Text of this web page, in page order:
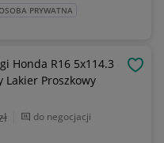
PRYWATNA
Honda R16 5x114.3
Lakier Proszkowy
do negocjacji